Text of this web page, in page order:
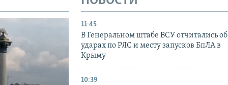
11:45
В Генеральном штабе ВСУ отчитались об
ударах по РЛС и месту запусков БпЛА в
Крыму
10:39